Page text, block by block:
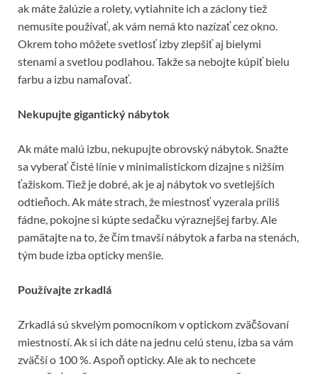
ak máte žalúzie a rolety, vytiahnite ich a záclony tiež
nemusíte používať, ak vám nemá kto nazízať cez okno.
Okrem toho môžete svetlosť izby zlepšiť aj bielymi
stenami a svetlou podlahou. Takže sa nebojte kúpiť bielu
farbu a izbu namaľovať.
Nekupujte gigantický nábytok
Ak máte malú izbu, nekupujte obrovský nábytok. Snažte
sa vyberať čisté línie v minimalistickom dizajne s nižším
ťažiskom. Tiež je dobré, ak je aj nábytok vo svetlejších
odtieňoch. Ak máte strach, že miestnosť vyzerala príliš
fádne, pokojne si kúpte sedačku výraznejšej farby. Ale
pamätajte na to, že čím tmavší nábytok a farba na stenách,
tým bude izba opticky menšie.
Používajte zrkadlá
Zrkadlá sú skvelým pomocníkom v optickom zväčšovaní
miestností. Ak si ich dáte na jednu celú stenu, izba sa vám
zväčší o 100 %. Aspoň opticky. Ale ak to nechcete